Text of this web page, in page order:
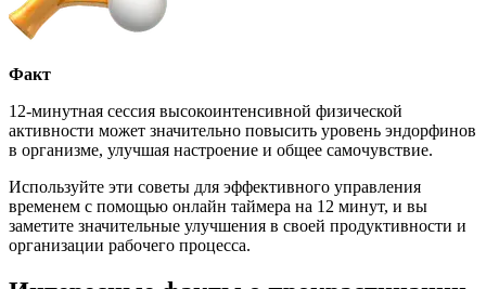
Факт
12-минутная сессия высокоинтенсивной физической
активности может значительно повысить уровень эндорфинов
в организме, улучшая настроение и общее самочувствие.
Используйте эти советы для эффективного управления
временем с помощью онлайн таймера на 12 минут, и вы
заметите значительные улучшения в своей продуктивности и
организации рабочего процесса.